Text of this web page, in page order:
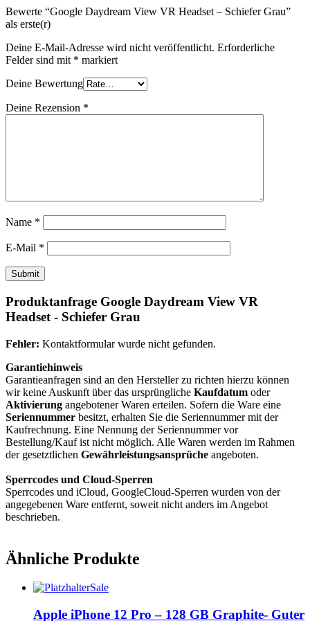
Bewerte “Google Daydream View VR Headset – Schiefer Grau”
als erste(r)
Deine E-Mail-Adresse wird nicht veröffentlicht. Erforderliche
Felder sind mit * markiert
Deine Bewertung
Deine Rezension *
Name *
E-Mail *
Produktanfrage Google Daydream View VR
Headset - Schiefer Grau
Fehler: Kontaktformular wurde nicht gefunden.
Garantiehinweis
Garantieanfragen sind an den Hersteller zu richten hierzu können
wir keine Auskunft über das ursprüngliche Kaufdatum oder
Aktivierung angebotener Waren erteilen. Sofern die Ware eine
Seriennummer besitzt, erhalten Sie die Seriennummer mit der
Kaufrechnung. Eine Nennung der Seriennummer vor
Bestellung/Kauf ist nicht möglich. Alle Waren werden im Rahmen
der gesetztlichen Gewährleistungsansprüche angeboten.
Sperrcodes und Cloud-Sperren
Sperrcodes und iCloud, GoogleCloud-Sperren wurden von der
angegebenen Ware entfernt, soweit nicht anders im Angebot
beschrieben.
Ähnliche Produkte
Sale
Apple iPhone 12 Pro – 128 GB Graphite- Guter